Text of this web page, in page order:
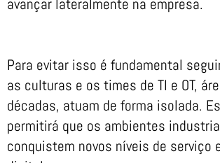
avançar lateralmente na empresa.
Para evitar isso é fundamental
as culturas e os times de TI e OT,
décadas, atuam de forma isolada.
permitirá que os ambientes
conquistem novos níveis de serviço